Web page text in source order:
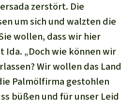
zerstört. Die
um sich und walzten die
wollen, dass wir hier
Ida. „Doch wie können wir
Wir wollen das Land
Palmölfirma gestohlen
büßen und für unser Leid